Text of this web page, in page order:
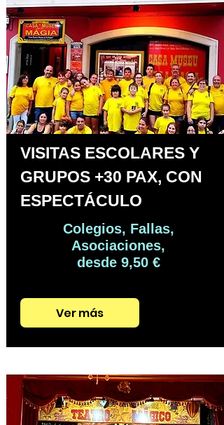
VISITAS ESCOLARES Y
GRUPOS +30 PAX, CON
ESPECTÁCULO
Colegios, Fallas,
Asociaciones,
desde 9,50 €
Ver más